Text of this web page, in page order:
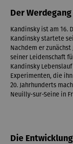
Der
Kandinsky ist am 16.
Kandinsky startete
Nachdem er
seiner Leidenschaft
Kandinsky
Experimenten, die
20. Jahrhunderts
Neuilly-sur-Seine in
Die